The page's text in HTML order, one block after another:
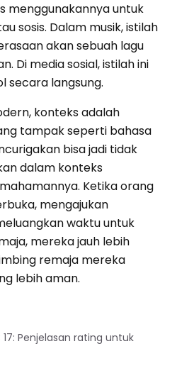
menggunakannya untuk
sosis. Dalam musik, istilah
akan sebuah lagu
Di media sosial, istilah ini
secara langsung.
konteks adalah
tampak seperti bahasa
bisa jadi tidak
dalam konteks
Ketika orang
mengajukan
waktu untuk
mereka jauh lebih
remaja mereka
lebih aman.
Penjelasan rating untuk